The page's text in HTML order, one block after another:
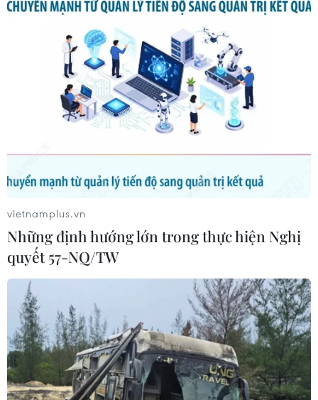
TIN CÙNG CHUYÊN MỤC
tim lỗi '
07/08/2026 04:03
Hà Nội cảnh báo về việc sử dụng tế
bào gốc trong khám chữa bệnh, làm
đẹp
07/08/2026 03:03
Thắp lên hy vọng cho bệnh nhân
nghèo từ 'phòng khám 0 đồng' ở An
vietnamplus.vn
Những định hướng lớn trong thực hiện Nghị
quyết 57-NQ/TW